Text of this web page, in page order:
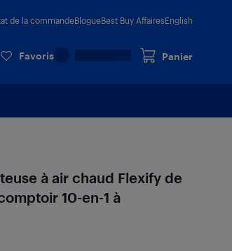
de la commandeBlogueBest Buy AffairesEnglish
Favoris Panier
à air chaud Flexify de
10-en-1 à